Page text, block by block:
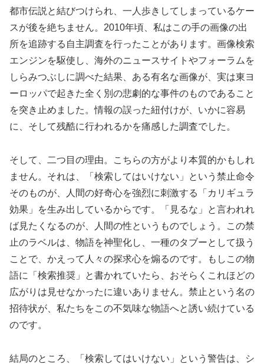
都市伝説と結びつけられ、一人歩きしてしまっているケー
スが後を絶ちません。2010年頃、私はこの手の画像の出
所を追跡する自主調査を行ったことがあります。画像検索
エンジンを駆使し、海外のニュースサイトやフォーラムを
しらみつぶしに調べた結果、ある有名な画像が、実は東ヨ
ーロッパで起きた全く別の悲劇的な事件のものであること
を突き止めました。情報の誤った紐付けが、いかに容易
に、そして残酷に行われるかを痛感した調査でした。
そして、二つ目の理由。こちらの方がより本質的かもしれ
ません。それは、「検索してはいけない」という禁止命令
そのものが、人間の好奇心を強烈に刺激する「カリギュラ
効果」を生み出しているからです。「見るな」と言われれ
ば見たくなるのが、人間の性というものでしょう。この禁
止のラベルは、物語を神聖化し、一種のタブーとして扱う
ことで、かえって人々の探求心を煽るのです。もしこの物
語に「検索推奨」と書かれていたら、おそらくこれほどの
広がりは見せなかったに違いありません。禁止という名の
招待状が、私たちをこの不気味な物語へと誘い続けている
のです。
結局のところ、「検索してはいけない」という警告は、シ